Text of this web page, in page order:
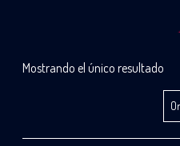
Mostrando el único resultado